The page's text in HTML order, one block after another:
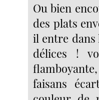
Ou bien
des plats
il entre dans
délices !
faisans